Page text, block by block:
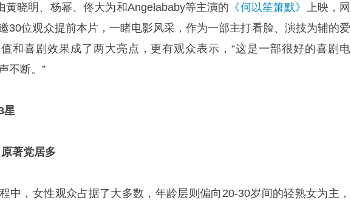
黄晓明、杨幂、佟大为和Angelababy等主演的 《何以笙箫默》 上映，网
30位观众提前本片，一睹电影风采，作为一部主打看脸、演技为辅的爱
和喜剧效果成了两大亮点，更有观众表示，“这是一部很好的喜剧电
不断。”
星
著党居多
中，女性观众占据了大多数，年龄层则偏向20-30岁间的轻熟女为主，